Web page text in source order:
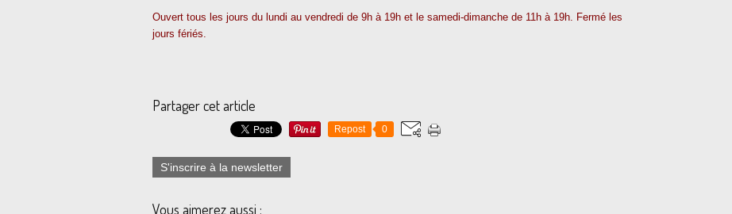
Ouvert tous les jours du lundi au vendredi de 9h à 19h et le samedi-dimanche de 11h à 19h. Fermé les
jours fériés.
Partager cet article
Repost 0
S'inscrire à la newsletter
Vous aimerez aussi :